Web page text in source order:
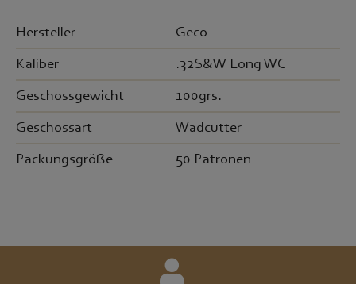
Hersteller Geco
Kaliber .32S&W Long WC
Geschossgewicht 100grs.
Geschossart Wadcutter
Packungsgröße 50 Patronen